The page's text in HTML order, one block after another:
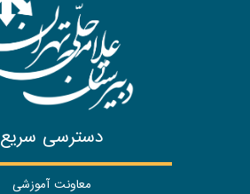
دسترسی سریع
معاونت آموزشی